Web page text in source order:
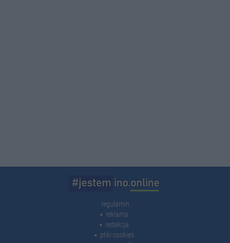
regulamin
reklama
redakcja
pliki cookies